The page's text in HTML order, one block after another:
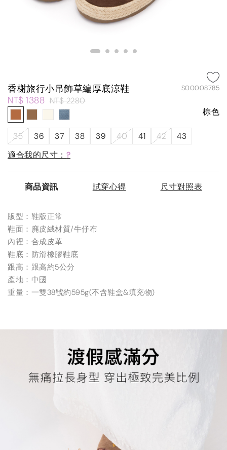
香榭旅行小吊飾草編厚底涼鞋 S00008785
NT$ 1388 NT$ 2280
棕色
35 36 37 38 39 40 41 42
43
適合我的尺寸： ?
商品資訊 試穿心得 尺寸對照表
版型：鞋版正常
鞋面：麂皮絨材質/牛仔布
內裡：合成皮革
鞋底：防滑橡膠鞋底
跟高：跟高約5公分
產地：中國
重量：一雙38號約595g(不含鞋盒&填充物)